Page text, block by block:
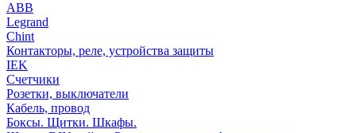
АВВ
Legrand
Chint
Контакторы, реле, устройства защиты
IEK
Счетчики
Розетки, выключатели
Кабель, провод
Боксы. Щитки. Шкафы.